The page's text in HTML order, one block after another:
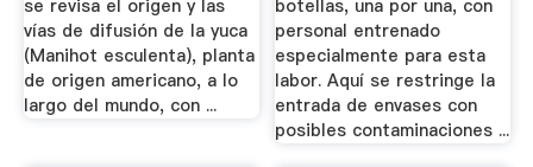
se revisa el origen y las
vías de difusión de la yuca
(Manihot esculenta), planta
de origen americano, a lo
largo del mundo, con ...
botellas, una por una, con
personal entrenado
especialmente para esta
labor. Aquí se restringe la
entrada de envases con
posibles contaminaciones ...